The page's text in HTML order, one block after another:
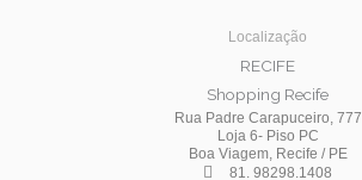
Localização
RECIFE
Shopping Recife
Rua Padre Carapuceiro, 777
Loja 6- Piso PC
Boa Viagem, Recife / PE
81. 98298.1408